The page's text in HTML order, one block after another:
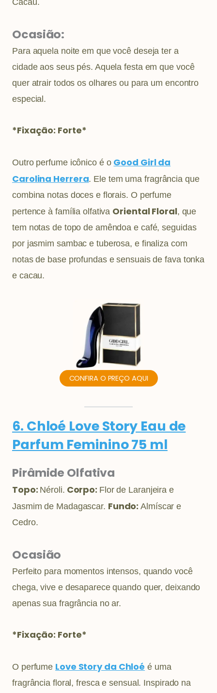
Cacau.
Ocasião:
Para aquela noite em que você deseja ter a
cidade aos seus pés. Aquela festa em que você
quer atrair todos os olhares ou para um encontro
especial.
*Fixação: Forte*
Outro perfume icônico é o Good Girl da
Carolina Herrera. Ele tem uma fragrância que
combina notas doces e florais. O perfume
pertence à família olfativa Oriental Floral, que
tem notas de topo de amêndoa e café, seguidas
por jasmim sambac e tuberosa, e finaliza com
notas de base profundas e sensuais de fava tonka
e cacau.
CONFIRA O PREÇO AQUI
6. Chloé Love Story Eau de
Parfum Feminino 75 ml
Pirâmide Olfativa
Topo: Néroli. Corpo: Flor de Laranjeira e
Jasmim de Madagascar. Fundo: Almíscar e
Cedro.
Ocasião
Perfeito para momentos intensos, quando você
chega, vive e desaparece quando quer, deixando
apenas sua fragrância no ar.
*Fixação: Forte*
O perfume Love Story da Chloé é uma
fragrância floral, fresca e sensual. Inspirado na